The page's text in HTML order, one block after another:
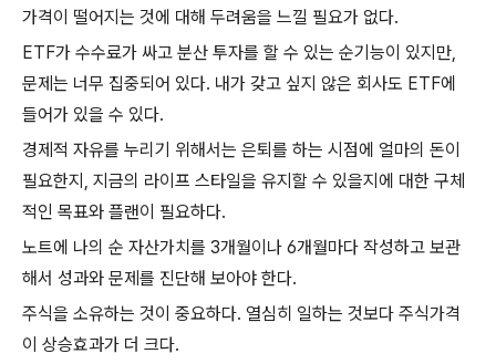
가격이 떨어지는 것에 대해 두려움을 느낄 필요가 없다.
ETF가 수수료가 싸고 분산 투자를 할 수 있는 순기능이 있지만,
문제는 너무 집중되어 있다. 내가 갖고 싶지 않은 회사도 ETF에
들어가 있을 수 있다.
경제적 자유를 누리기 위해서는 은퇴를 하는 시점에 얼마의 돈이
필요한지 , 지금의 라이프 스타일을 유지할 수 있을지에 대한 구체
적인 목표와 플랜이 필요하다.
노트에 나의 순 자산가치를 3개월이나 6개월마다 작성하고 보관
해서 성과와 문제를 진단해 보아야 한다.
주식을 소유하는 것이 중요하다. 열심히 일하는 것보다 주식가격
이 상승효과가 더 크다.